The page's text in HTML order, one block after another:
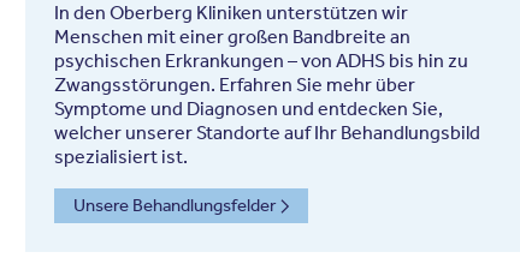
In den Oberberg Kliniken unterstützen wir
Menschen mit einer großen Bandbreite an
psychischen Erkrankungen – von ADHS bis hin zu
Zwangsstörungen. Erfahren Sie mehr über
Symptome und Diagnosen und entdecken Sie,
welcher unserer Standorte auf Ihr Behandlungsbild
spezialisiert ist.
Unsere Behandlungsfelder